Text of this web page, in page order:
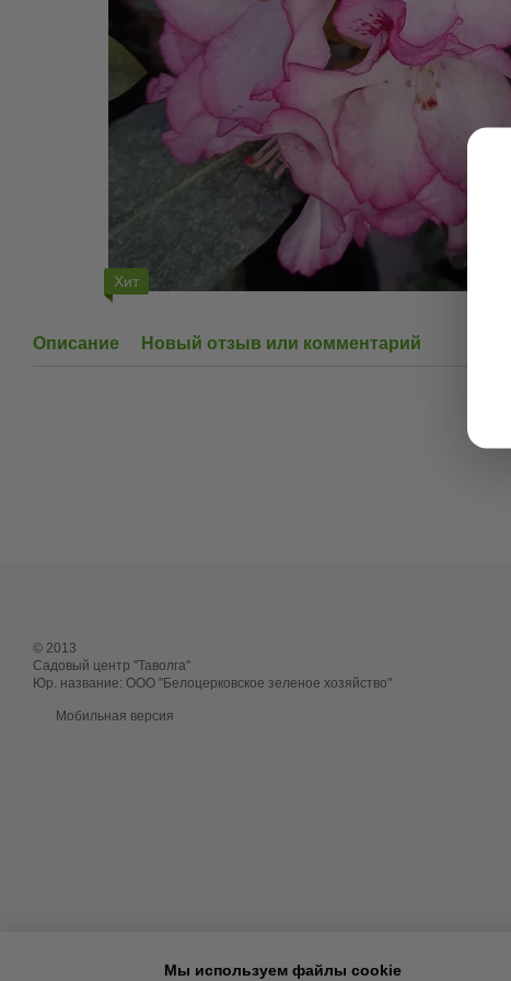
Хит
Описание Новый отзыв или комментарий
© 2013
Садовый центр "Таволга"
Юр. название: ООО "Белоцерковское зеленое хозяйство"
Мобильная версия
Мы используем файлы cookie